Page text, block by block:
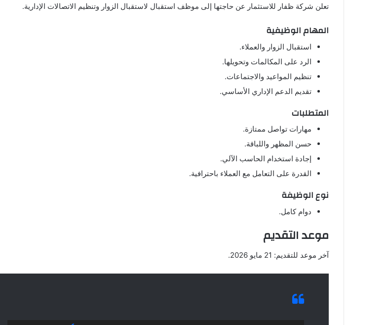
تعلن شركة ظفار للاستثمار عن حاجتها إلى موظف استقبال لاستقبال الزوار وتنظيم الاتصالات الإدارية.
المهام الوظيفية
استقبال الزوار والعملاء.
الرد على المكالمات وتحويلها.
تنظيم المواعيد والاجتماعات.
تقديم الدعم الإداري الأساسي.
المتطلبات
مهارات تواصل ممتازة.
حسن المظهر واللباقة.
إجادة استخدام الحاسب الآلي.
القدرة على التعامل مع العملاء باحترافية.
نوع الوظيفة
دوام كامل.
موعد التقديم
آخر موعد للتقديم: 21 مايو 2026.